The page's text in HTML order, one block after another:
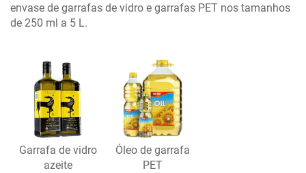
envase de garrafas de vidro e garrafas PET nos tamanhos
de 250 ml a 5 L.
Garrafa de vidro
azeite
Óleo de garrafa
PET